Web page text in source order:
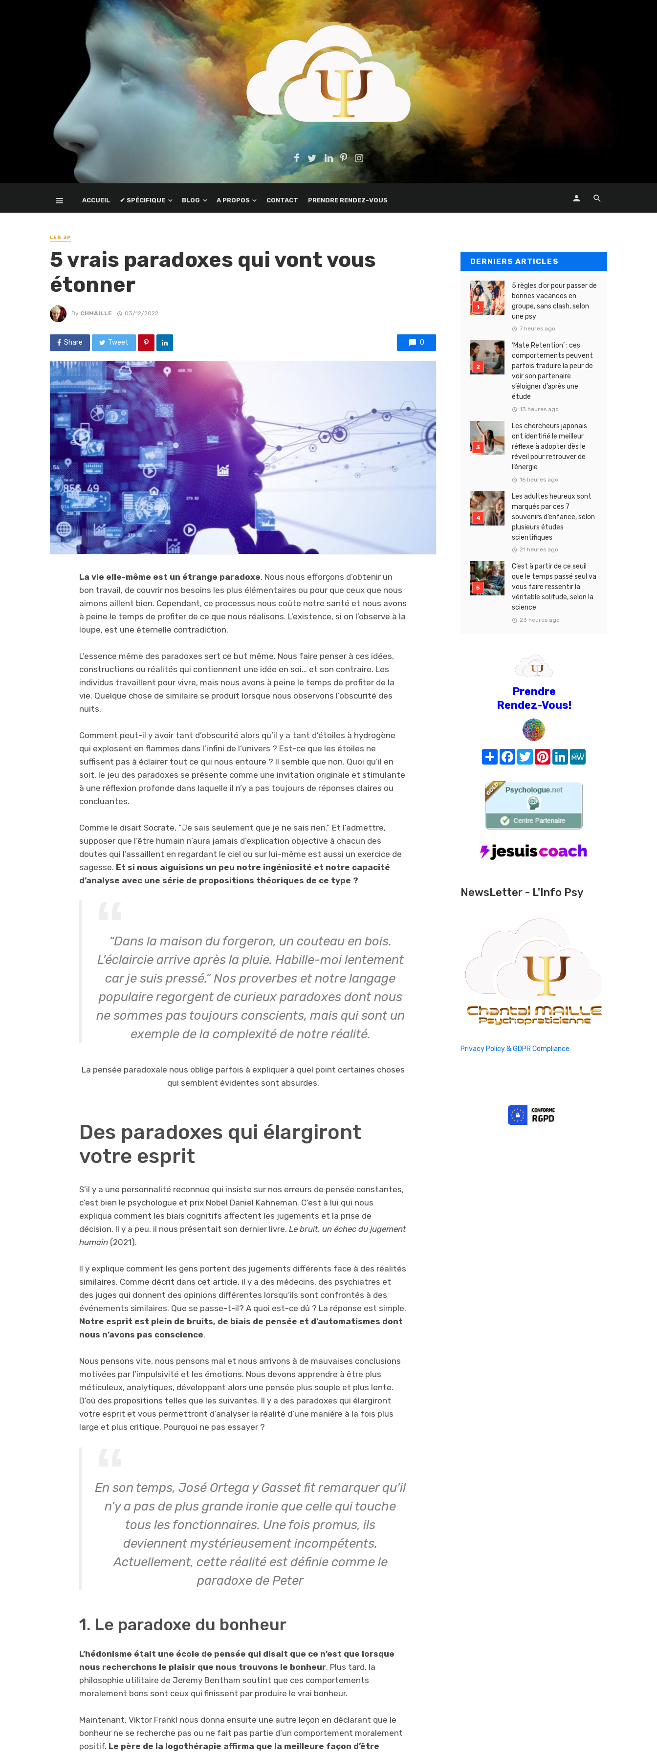
ACCUEIL ✔ SPÉCIFIQUE BLOG A PROPOS CONTACT PRENDRE RENDEZ-VOUS
LES 3P
5 vrais paradoxes qui vont vous
étonner
By CHMAILLE 03/12/2022
Share Tweet 0
La vie elle-même est un étrange paradoxe. Nous nous efforçons d’obtenir un
bon travail, de couvrir nos besoins les plus élémentaires ou pour que ceux que nous
aimons aillent bien. Cependant, ce processus nous coûte notre santé et nous avons
à peine le temps de profiter de ce que nous réalisons. L’existence, si on l’observe à la
loupe, est une éternelle contradiction.
L’essence même des paradoxes sert ce but même. Nous faire penser à ces idées,
constructions ou réalités qui contiennent une idée en soi… et son contraire. Les
individus travaillent pour vivre, mais nous avons à peine le temps de profiter de la
vie. Quelque chose de similaire se produit lorsque nous observons l’obscurité des
nuits.
Comment peut-il y avoir tant d’obscurité alors qu’il y a tant d’étoiles à hydrogène
qui explosent en flammes dans l’infini de l’univers ? Est-ce que les étoiles ne
suffisent pas à éclairer tout ce qui nous entoure ? Il semble que non. Quoi qu’il en
soit, le jeu des paradoxes se présente comme une invitation originale et stimulante
à une réflexion profonde dans laquelle il n’y a pas toujours de réponses claires ou
concluantes.
Comme le disait Socrate, “Je sais seulement que je ne sais rien.” Et l’admettre,
supposer que l’être humain n’aura jamais d’explication objective à chacun des
doutes qui l’assaillent en regardant le ciel ou sur lui-même est aussi un exercice de
sagesse. Et si nous aiguisions un peu notre ingéniosité et notre capacité
d’analyse avec une série de propositions théoriques de ce type ?
“Dans la maison du forgeron, un couteau en bois.
L’éclaircie arrive après la pluie. Habille-moi lentement
car je suis pressé.” Nos proverbes et notre langage
populaire regorgent de curieux paradoxes dont nous
ne sommes pas toujours conscients, mais qui sont un
exemple de la complexité de notre réalité.
La pensée paradoxale nous oblige parfois à expliquer à quel point certaines choses
qui semblent évidentes sont absurdes.
Des paradoxes qui élargiront
votre esprit
S’il y a une personnalité reconnue qui insiste sur nos erreurs de pensée constantes,
c’est bien le psychologue et prix Nobel Daniel Kahneman. C’est à lui qui nous
expliqua comment les biais cognitifs affectent les jugements et la prise de
décision. Il y a peu, il nous présentait son dernier livre, Le bruit, un échec du jugement
humain (2021).
Il y explique comment les gens portent des jugements différents face à des réalités
similaires. Comme décrit dans cet article, il y a des médecins, des psychiatres et
des juges qui donnent des opinions différentes lorsqu’ils sont confrontés à des
événements similaires. Que se passe-t-il? A quoi est-ce dû ? La réponse est simple.
Notre esprit est plein de bruits, de biais de pensée et d’automatismes dont
nous n’avons pas conscience.
Nous pensons vite, nous pensons mal et nous arrivons à de mauvaises conclusions
motivées par l’impulsivité et les émotions. Nous devons apprendre à être plus
méticuleux, analytiques, développant alors une pensée plus souple et plus lente.
D’où des propositions telles que les suivantes. Il y a des paradoxes qui élargiront
votre esprit et vous permettront d’analyser la réalité d’une manière à la fois plus
large et plus critique. Pourquoi ne pas essayer ?
En son temps, José Ortega y Gasset fit remarquer qu’il
n’y a pas de plus grande ironie que celle qui touche
tous les fonctionnaires. Une fois promus, ils
deviennent mystérieusement incompétents.
Actuellement, cette réalité est définie comme le
paradoxe de Peter
1. Le paradoxe du bonheur
L’hédonisme était une école de pensée qui disait que ce n’est que lorsque
nous recherchons le plaisir que nous trouvons le bonheur. Plus tard, la
philosophie utilitaire de Jeremy Bentham soutint que ces comportements
moralement bons sont ceux qui finissent par produire le vrai bonheur.
Maintenant, Viktor Frankl nous donna ensuite une autre leçon en déclarant que le
bonheur ne se recherche pas ou ne fait pas partie d’un comportement moralement
positif. Le père de la logothérapie affirma que la meilleure façon d’être
DERNIERS ARTICLES
5 règles d’or pour passer de
bonnes vacances en
groupe, sans clash, selon
une psy
7 heures ago
‘Mate Retention’ : ces
comportements peuvent
parfois traduire la peur de
voir son partenaire
s’éloigner d’après une
étude
13 heures ago
Les chercheurs japonais
ont identifié le meilleur
réflexe à adopter dès le
réveil pour retrouver de
l’énergie
16 heures ago
Les adultes heureux sont
marqués par ces 7
souvenirs d’enfance, selon
plusieurs études
scientifiques
21 heures ago
C’est à partir de ce seuil
que le temps passé seul va
vous faire ressentir la
véritable solitude, selon la
science
23 heures ago
Prendre
Rendez-Vous!
Share FacebookTwitterPinterest
LinkedIn
NewsLetter - L'Info Psy
Privacy Policy & GDPR Compliance